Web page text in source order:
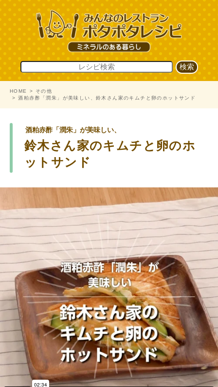
HOME
その他
酒粕赤酢「潤朱」が美味しい、鈴木さん家のキムチと卵のホットサンド
酒粕赤酢「潤朱」が美味しい、
鈴木さん家のキムチと卵のホ
ットサンド